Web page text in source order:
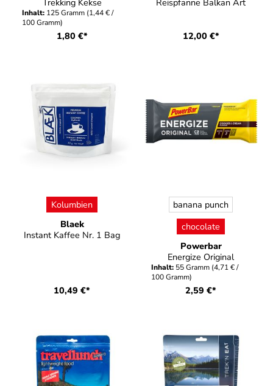
Inhalt: 125 Gramm (1,44 € /
100 Gramm)
1,80 €* 12,00 €*
Blaek
Instant Kaffee Nr. 1 Bag
Farbeauswählen
Kolumbien
10,49 €*
Powerbar
Energize Original
Farbeauswählen
banana punch
chocolate
Inhalt: 55 Gramm (4,71 € /
100 Gramm)
2,59 €*